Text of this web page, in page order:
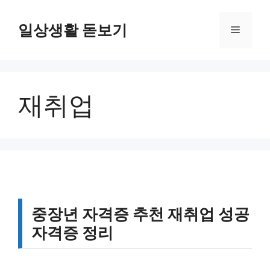
일상생활 돋보기 메
재취업
중장년 자격증 추천 재취업 성공
자격증 정리